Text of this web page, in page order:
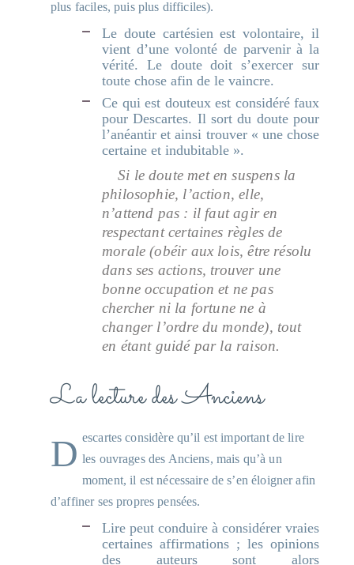
plus faciles, puis plus difficiles).
Le doute cartésien est volontaire, il
vient d’une volonté de parvenir à la
vérité. Le doute doit s’exercer sur
toute chose afin de le vaincre.
Ce qui est douteux est considéré faux
pour Descartes. Il sort du doute pour
l’anéantir et ainsi trouver « une chose
certaine et indubitable ».
Si le doute met en suspens la
philosophie, l’action, elle,
n’attend pas : il faut agir en
respectant certaines règles de
morale (obéir aux lois, être résolu
dans ses actions, trouver une
bonne occupation et ne pas
chercher ni la fortune ne à
changer l’ordre du monde), tout
en étant guidé par la raison.
La lecture des Anciens
Descartes considère qu’il est important de lire les ouvrages des Anciens, mais qu’à un
moment, il est nécessaire de s’en éloigner afin
d’affiner ses propres pensées.
Lire peut conduire à considérer vraies
certaines affirmations ; les opinions
des auteurs sont alors